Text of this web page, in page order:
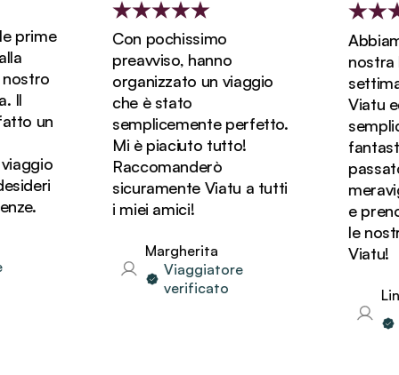
un
Con pochissimo
preavviso, hanno
organizzato un viaggio
che è stato
semplicemente perfetto.
Mi è piaciuto tutto!
Raccomanderò
sicuramente Viatu a tutti
i miei amici!
Margherita
Viaggiatore
verificato
nostra
Viatu
e
le
Viatu!